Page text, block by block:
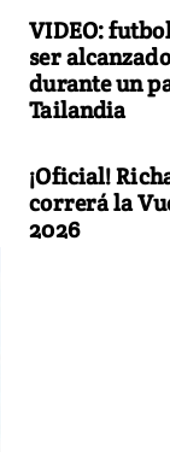
VIDEO:
ser
durante un
Tailandia
¡Oficial!
correrá la
2026